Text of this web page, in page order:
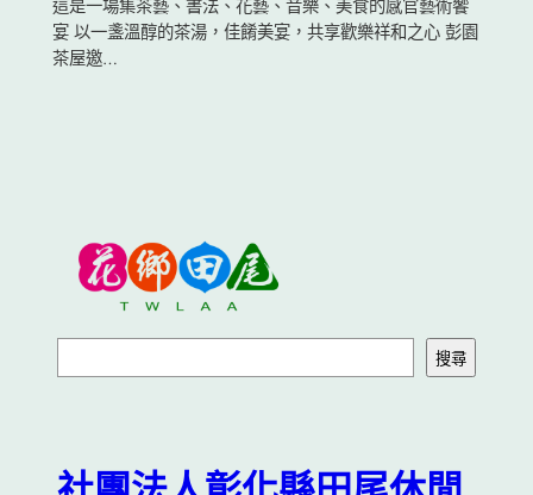
這是一場集茶藝、書法、花藝、音樂、美食的感官藝術饗
宴 以一盞溫醇的茶湯，佳餚美宴，共享歡樂祥和之心 彭園
茶屋邀…
尋
搜尋